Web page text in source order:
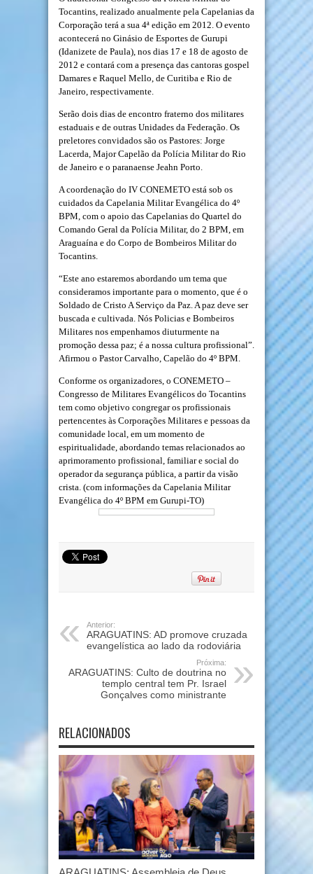
Tocantins, realizado anualmente pela Capelanias da
Corporação terá a sua 4ª edição em 2012. O evento
acontecerá no Ginásio de Esportes de Gurupi
(Idanizete de Paula), nos dias 17 e 18 de agosto de
2012 e contará com a presença das cantoras gospel
Damares e Raquel Mello, de Curitiba e Rio de
Janeiro, respectivamente.
Serão dois dias de encontro fraterno dos militares
estaduais e de outras Unidades da Federação. Os
preletores convidados são os Pastores: Jorge
Lacerda, Major Capelão da Polícia Militar do Rio
de Janeiro e o paranaense Jeahn Porto.
A coordenação do IV CONEMETO está sob os
cuidados da Capelania Militar Evangélica do 4º
BPM, com o apoio das Capelanias do Quartel do
Comando Geral da Polícia Militar, do 2 BPM, em
Araguaína e do Corpo de Bombeiros Militar do
Tocantins.
“Este ano estaremos abordando um tema que
consideramos importante para o momento, que é o
Soldado de Cristo A Serviço da Paz. A paz deve ser
buscada e cultivada. Nós Policias e Bombeiros
Militares nos empenhamos diuturmente na
promoção dessa paz; é a nossa cultura profissional”.
Afirmou o Pastor Carvalho, Capelão do 4º BPM.
Conforme os organizadores, o CONEMETO –
Congresso de Militares Evangélicos do Tocantins
tem como objetivo congregar os profissionais
pertencentes às Corporações Militares e pessoas da
comunidade local, em um momento de
espiritualidade, abordando temas relacionados ao
aprimoramento profissional, familiar e social do
operador da segurança pública, a partir da visão
crista. (com informações da Capelania Militar
Evangélica do 4º BPM em Gurupi-TO)
Anterior:
ARAGUATINS: AD promove cruzada
evangelística ao lado da rodoviária
Próxima:
ARAGUATINS: Culto de doutrina no
templo central tem Pr. Israel
Gonçalves como ministrante
RELACIONADOS